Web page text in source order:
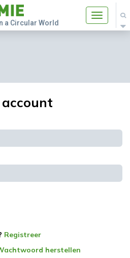
Toggle
a Circular World
Registreer
herstellen